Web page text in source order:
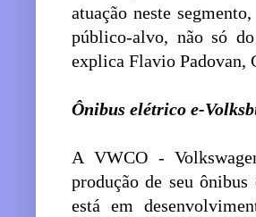
atuação neste
público-alvo, não só
explica Flavio Padovan,
Ônibus elétrico e-
A VWCO -
produção de seu
está em